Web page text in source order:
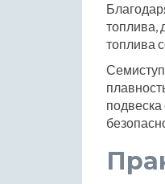
топлива,
топлива